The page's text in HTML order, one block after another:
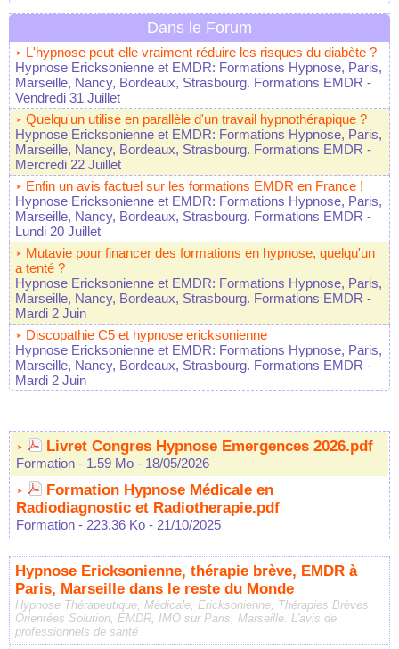
Dans le Forum
L'hypnose peut-elle vraiment réduire les risques du diabète ?
Hypnose Ericksonienne et EMDR: Formations Hypnose, Paris,
Marseille, Nancy, Bordeaux, Strasbourg. Formations EMDR -
Vendredi 31 Juillet
Quelqu'un utilise en parallèle d'un travail hypnothérapique ?
Hypnose Ericksonienne et EMDR: Formations Hypnose, Paris,
Marseille, Nancy, Bordeaux, Strasbourg. Formations EMDR -
Mercredi 22 Juillet
Enfin un avis factuel sur les formations EMDR en France !
Hypnose Ericksonienne et EMDR: Formations Hypnose, Paris,
Marseille, Nancy, Bordeaux, Strasbourg. Formations EMDR -
Lundi 20 Juillet
Mutavie pour financer des formations en hypnose, quelqu'un
a tenté ?
Hypnose Ericksonienne et EMDR: Formations Hypnose, Paris,
Marseille, Nancy, Bordeaux, Strasbourg. Formations EMDR -
Mardi 2 Juin
Discopathie C5 et hypnose ericksonienne
Hypnose Ericksonienne et EMDR: Formations Hypnose, Paris,
Marseille, Nancy, Bordeaux, Strasbourg. Formations EMDR -
Mardi 2 Juin
Livret Congres Hypnose Emergences 2026.pdf
Formation - 1.59 Mo - 18/05/2026
Formation Hypnose Médicale en
Radiodiagnostic et Radiotherapie.pdf
Formation - 223.36 Ko - 21/10/2025
Hypnose Ericksonienne, thérapie brève, EMDR à
Paris, Marseille dans le reste du Monde
Hypnose Thérapeutique, Médicale, Ericksonienne, Thérapies Brèves
Orientées Solution, EMDR, IMO sur Paris, Marseille. L'avis de
professionnels de santé